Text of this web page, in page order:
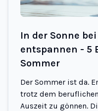
In der Sonne
entspannen - 5
Sommer
Der Sommer ist da.
trotz dem
Auszeit zu gönnen.